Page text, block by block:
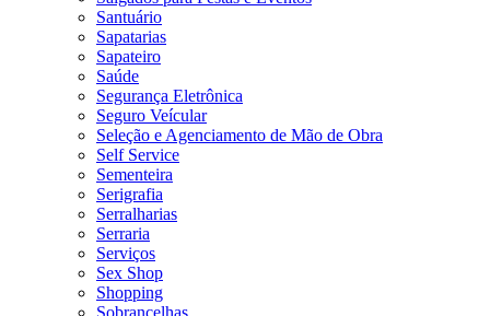
Santuário
Sapatarias
Sapateiro
Saúde
Segurança Eletrônica
Seguro Veícular
Seleção e Agenciamento de Mão de Obra
Self Service
Sementeira
Serigrafia
Serralharias
Serraria
Serviços
Sex Shop
Shopping
Sobrancelhas